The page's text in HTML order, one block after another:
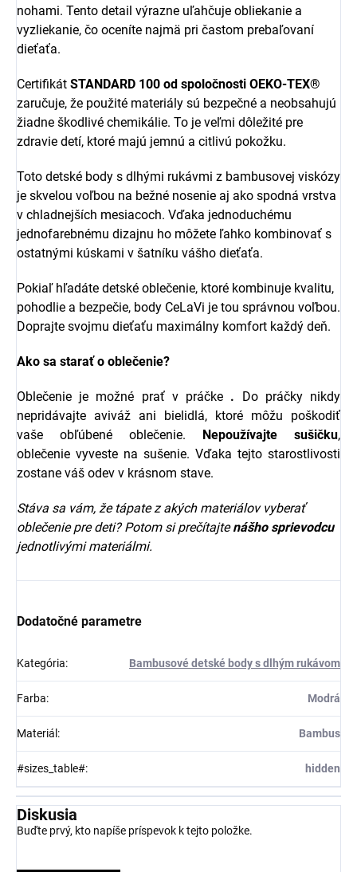
nohami. Tento detail výrazne uľahčuje obliekanie a
vyzliekanie, čo oceníte najmä pri častom prebaľovaní
dieťaťa.
Certifikát STANDARD 100 od spoločnosti OEKO-TEX®
zaručuje, že použité materiály sú bezpečné a neobsahujú
žiadne škodlivé chemikálie. To je veľmi dôležité pre
zdravie detí, ktoré majú jemnú a citlivú pokožku.
Toto detské body s dlhými rukávmi z bambusovej viskózy
je skvelou voľbou na bežné nosenie aj ako spodná vrstva
v chladnejších mesiacoch. Vďaka jednoduchému
jednofarebnému dizajnu ho môžete ľahko kombinovať s
ostatnými kúskami v šatníku vášho dieťaťa.
Pokiaľ hľadáte detské oblečenie, ktoré kombinuje kvalitu,
pohodlie a bezpečie, body CeLaVi je tou správnou voľbou.
Doprajte svojmu dieťaťu maximálny komfort každý deň.
Ako sa starať o oblečenie?
Oblečenie je možné prať v práčke . Do práčky nikdy
nepridávajte aviváž ani bielidlá, ktoré môžu poškodiť
vaše obľúbené oblečenie. Nepoužívajte sušičku,
oblečenie vyveste na sušenie. Vďaka tejto starostlivosti
zostane váš odev v krásnom stave.
Stáva sa vám, že tápate z akých materiálov vyberať
oblečenie pre deti? Potom si prečítajtenášho sprievodcu
jednotlivými materiálmi.
Dodatočné parametre
Kategória: Bambusové detské body s dlhým rukávom
Farba: Modrá
Materiál : Bambus
#sizes_table#: hidden
Diskusia
Buďte prvý, kto napíše príspevok k tejto položke.